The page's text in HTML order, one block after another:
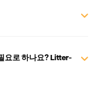
요로 하나요? Litter-